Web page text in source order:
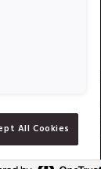
Active
Active
för oss i
speciella
Om
All Cookies